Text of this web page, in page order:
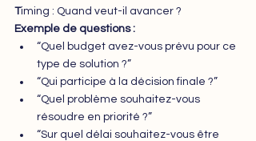
Timing : Quand veut-il avancer ?
Exemple de questions :
“Quel budget avez-vous prévu pour ce
type de solution ?”
“Qui participe à la décision finale ?”
“Quel problème souhaitez-vous
résoudre en priorité ?”
“Sur quel délai souhaitez-vous être